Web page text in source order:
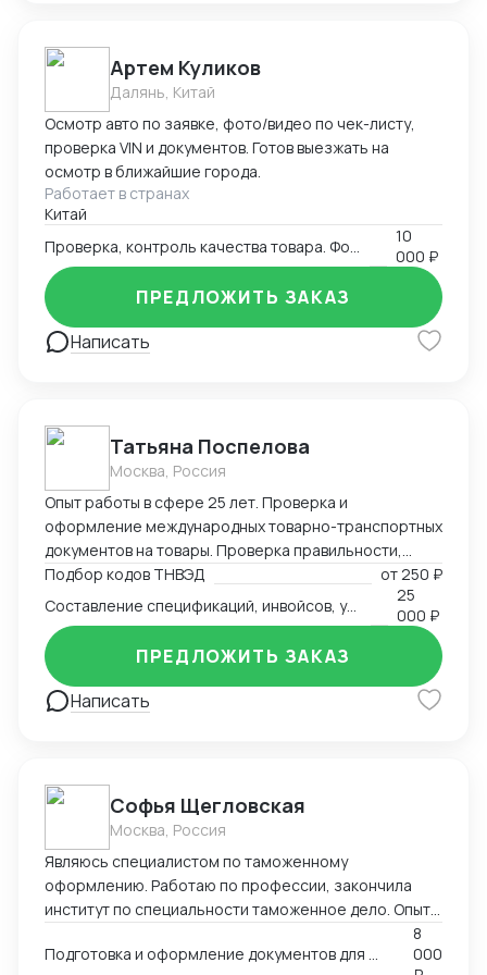
Артем Куликов
Далянь, Китай
Осмотр авто по заявке, фото/видео по чек-листу,
проверка VIN и документов. Готов выезжать на
осмотр в ближайшие города.
Работает в странах
Китай
10
000 ₽
Написать
ПРЕДЛОЖИТЬ ЗАКАЗ
Татьяна Поспелова
Москва, Россия
Опыт работы в сфере 25 лет. Проверка и
оформление международных товарно-транспортных
документов на товары. Проверка правильности,
полноты заполнения и комплектности перевозочных
и сопроводительных документов. Определение кода
товара (ТНВЭД). Выбор метода определения
таможенной стоимости и её расчёт в соответствии с
избранным методом. Определение мер тарифного и
нетарифного регулирования (помощь в получение
СС, ДС). Расчет таможенных платежей.
Подбор кодов ТНВЭД от250 ₽
Составление спецификаций, инвойсов, упаковочных листов
25
000 ₽
Написать
ПРЕДЛОЖИТЬ ЗАКАЗ
Софья Щегловская
Москва, Россия
Являюсь специалистом по таможенному
оформлению. Работаю по профессии, закончила
институт по специальности таможенное дело. Опыт
работы в двух крупных логистических компаниях, DSV
и ТЭК АЗИЯ ТРАНС, в таможенном отделе. Веду
Подготовка и оформление документов для декларирования товаров; Консультация по процедурам
8
000